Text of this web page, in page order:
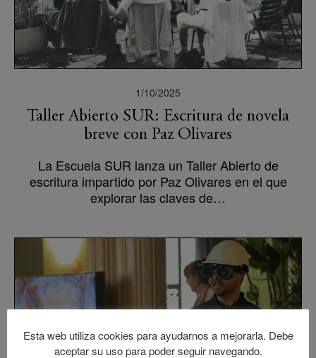
1/10/2025
Taller Abierto SUR: Escritura de novela
breve con Paz Olivares
La Escuela SUR lanza un Taller Abierto de
escritura impartido por Paz Olivares en el que
explorar las claves de…
Esta web utiliza cookies para ayudarnos a mejorarla. Debe
aceptar su uso para poder seguir navegando.